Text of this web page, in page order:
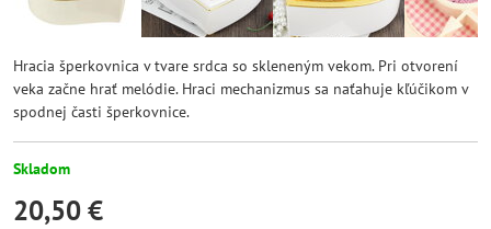
Hracia šperkovnica v tvare srdca so skleneným vekom. Pri otvorení
veka začne hrať melódie. Hraci mechanizmus sa naťahuje kľúčikom v
spodnej časti šperkovnice.
Skladom
20,50 €